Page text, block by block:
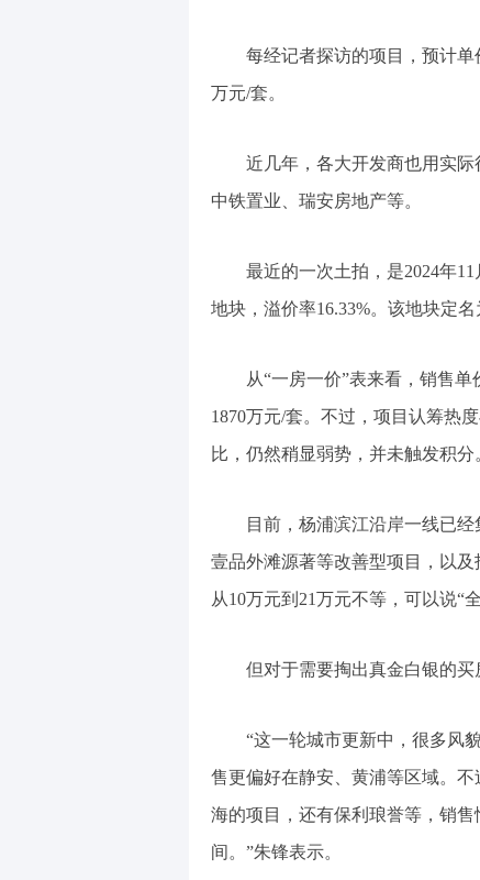
每经记者探访的项目，预计
万元/套。
近几年，各大开发商也用实际
中铁置业、瑞安房地产等。
最近的一次土拍，是2024年
地块，溢价率16.33%。该地块定
从“一房一价”表来看，销售
1870万元/套。不过，项目认筹热
比，仍然稍显弱势，并未触发积分
目前，杨浦滨江沿岸一线已
壹品外滩源著等改善型项目，以
从10万元到21万元不等，可以说“全
但对于需要掏出真金白银的买
“这一轮城市更新中，很多风
售更偏好在静安、黄浦等区域。
海的项目，还有保利琅誉等，销
间。”朱锋表示。